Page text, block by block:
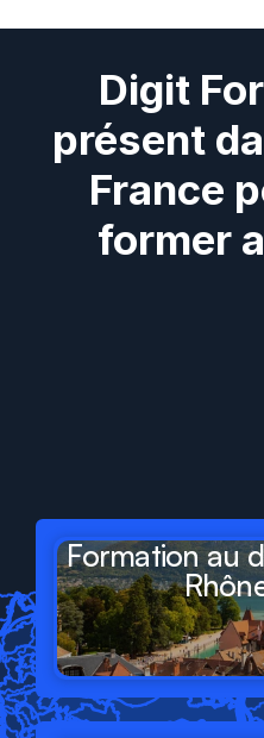
Digit
présent
France
former
deFrance
Formation au